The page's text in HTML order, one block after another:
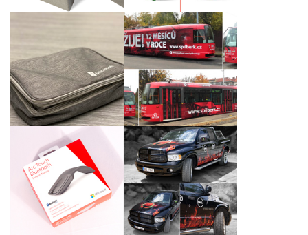
Cestovní set po
nabíjení a s potiskem
pouzdra
Křest tramvaje
ŠPILBERK ŽIJE! podle
našeho grafického
návrhu
Laserové gravírování
bezdrátových myší
Reklamní celoplošný
polep vozu Dodge Ram
1500 pro DELL
Computer, spol. s r.o. a
Intel Czech Tradings,
Inc.